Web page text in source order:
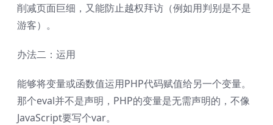
削减页面巨细，又能防止越权拜访（例如用判别是不是
游客）。
办法二：运用
能够将变量或函数值运用PHP代码赋值给另一个变量。
那个eval并不是声明，PHP的变量是无需声明的，不像
JavaScript要写个var。